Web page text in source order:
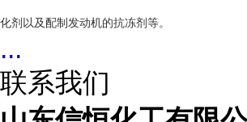
化剂以及配制发动机的抗冻剂等。
...
联系我们